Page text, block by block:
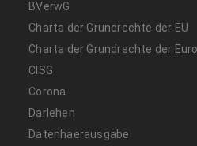
BVerwG
Charta der Grundrechte der EU
Charta der Grundrechte der
CISG
Corona
Darlehen
Datenhaerausgabe